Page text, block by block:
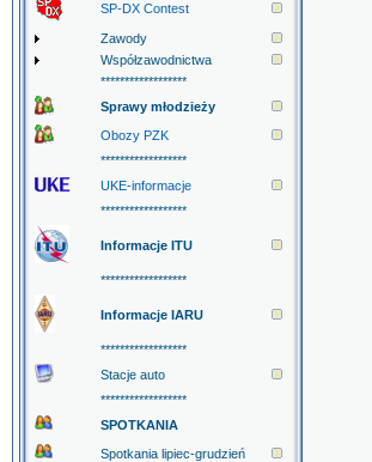
SP-DX Contest
Zawody
Współzawodnictwa
******************
Sprawy młodzieży
Obozy PZK
******************
UKE-informacje
******************
Informacje ITU
******************
Informacje IARU
******************
Stacje auto
******************
SPOTKANIA
Spotkania lipiec-grudzień